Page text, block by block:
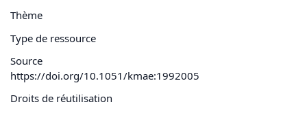
Thème
Type de ressource
Source
https://doi.org/10.1051/kmae:1992005
Droits de réutilisation